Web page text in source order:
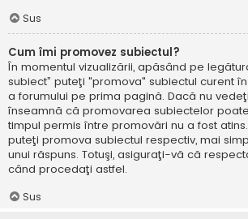
Sus
Cum îmi promovez subiectul?
În momentul vizualizării, apăsând pe
subiect” puteţi "promova" subiectul curent
a forumului pe prima pagină. Dacă nu
înseamnă că promovarea subiectelor
timpul permis între promovări nu a fost
puteţi promova subiectul respectiv, mai
unui răspuns. Totuşi, asiguraţi-vă că
când procedaţi astfel.
Sus